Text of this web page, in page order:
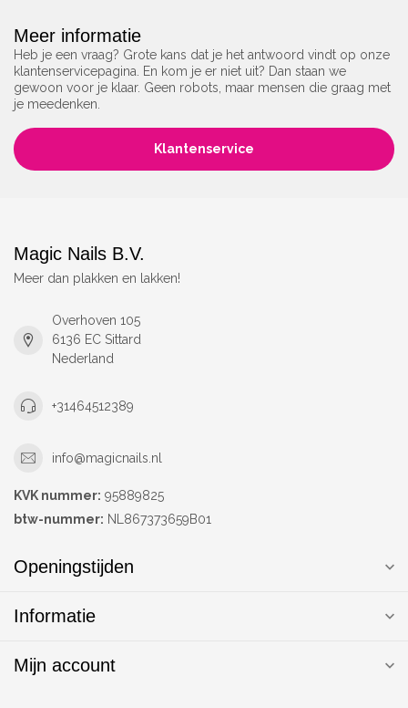
Meer informatie
Heb je een vraag? Grote kans dat je het antwoord vindt op onze
klantenservicepagina. En kom je er niet uit? Dan staan we
gewoon voor je klaar. Geen robots, maar mensen die graag met
je meedenken.
Klantenservice
Magic Nails B.V.
Meer dan plakken en lakken!
Overhoven 105
6136 EC Sittard
Nederland
+31464512389
info@magicnails.nl
KVK nummer: 95889825
btw-nummer: NL867373659B01
Openingstijden
Informatie
Mijn account